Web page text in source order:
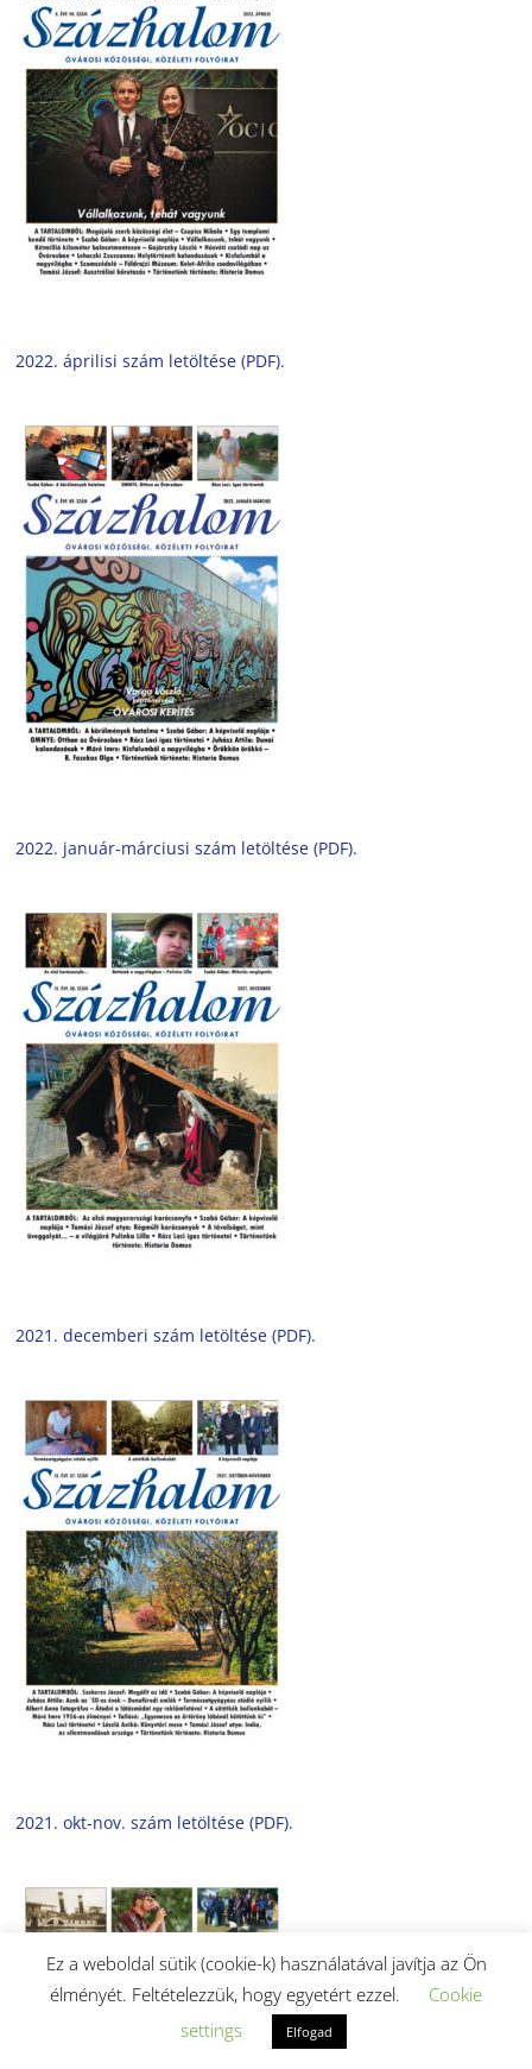
2022. áprilisi szám letöltése (PDF).
2022. január-márciusi szám letöltése (PDF).
2021. decemberi szám letöltése (PDF).
2021. okt-nov. szám letöltése (PDF).
Ez a weboldal sütik (cookie-k) használatával javítja az Ön
élményét. Feltételezzük, hogy egyetért ezzel.
Cookie
settings
Elfogad